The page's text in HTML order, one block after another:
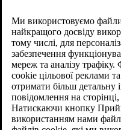
Volvo рекомендує: